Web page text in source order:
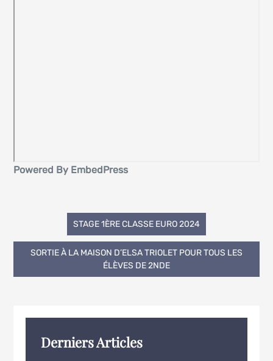
Powered By EmbedPress
Navigation
de
l’article
STAGE 1ÈRE CLASSE EURO 2024
SORTIE À LA MAISON D’ELSA TRIOLET POUR TOUS LES
ÉLÈVES DE 2NDE
Derniers Articles